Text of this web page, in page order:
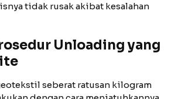
tidak rusak akibat kesalahan
Unloading yang
seberat ratusan kilogram